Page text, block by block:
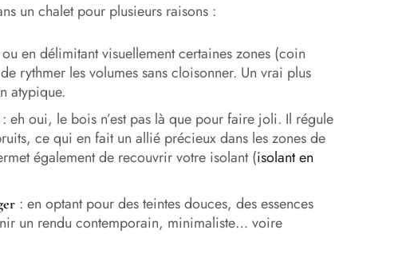
un chalet pour plusieurs raisons :
en délimitant visuellement certaines zones (coin
rythmer les volumes sans cloisonner. Un vrai plus
atypique.
: eh oui, le bois n’est pas là que pour faire joli. Il régule
ce qui en fait un allié précieux dans les zones de
également de recouvrir votre isolant (isolant en
: en optant pour des teintes douces, des essences
un rendu contemporain, minimaliste… voire